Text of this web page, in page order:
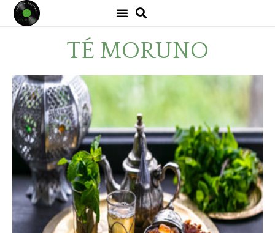
TÉ MORUNO